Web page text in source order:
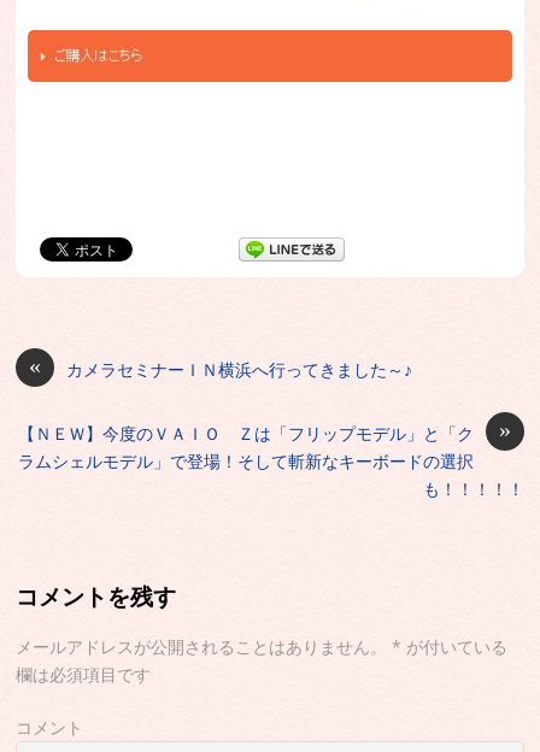
« カメラセミナーＩＮ横浜へ行ってきました～♪
»
【ＮＥＷ】今度のＶＡＩＯ Ｚは「フリップモデル」と「ク
ラムシェルモデル」で登場！そして斬新なキーボードの選択
も！！！！！
コメントを残す
メールアドレスが公開されることはありません。 * が付いている
欄は必須項目です
コメント